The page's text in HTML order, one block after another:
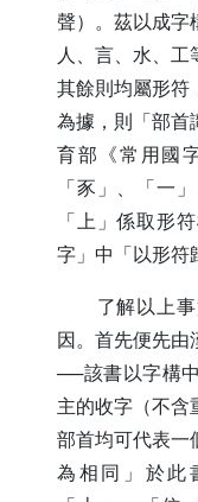
聲）。茲以成字
人、言、水、工
其餘則均屬形符
為據，則「部首
育部《常用國
「豕」、「一
「上」係取形
字」中「以形符
了解以上
因。首先便先由
──該書以字構
主的收字（不含
部首均可代表一
為相同」於此